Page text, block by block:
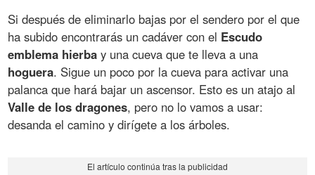
Si después de eliminarlo bajas por el sendero por el que
ha subido encontrarás un cadáver con el Escudo
emblema hierba y una cueva que te lleva a una
hoguera. Sigue un poco por la cueva para activar una
palanca que hará bajar un ascensor. Esto es un atajo al
Valle de los dragones, pero no lo vamos a usar:
desanda el camino y dirígete a los árboles.